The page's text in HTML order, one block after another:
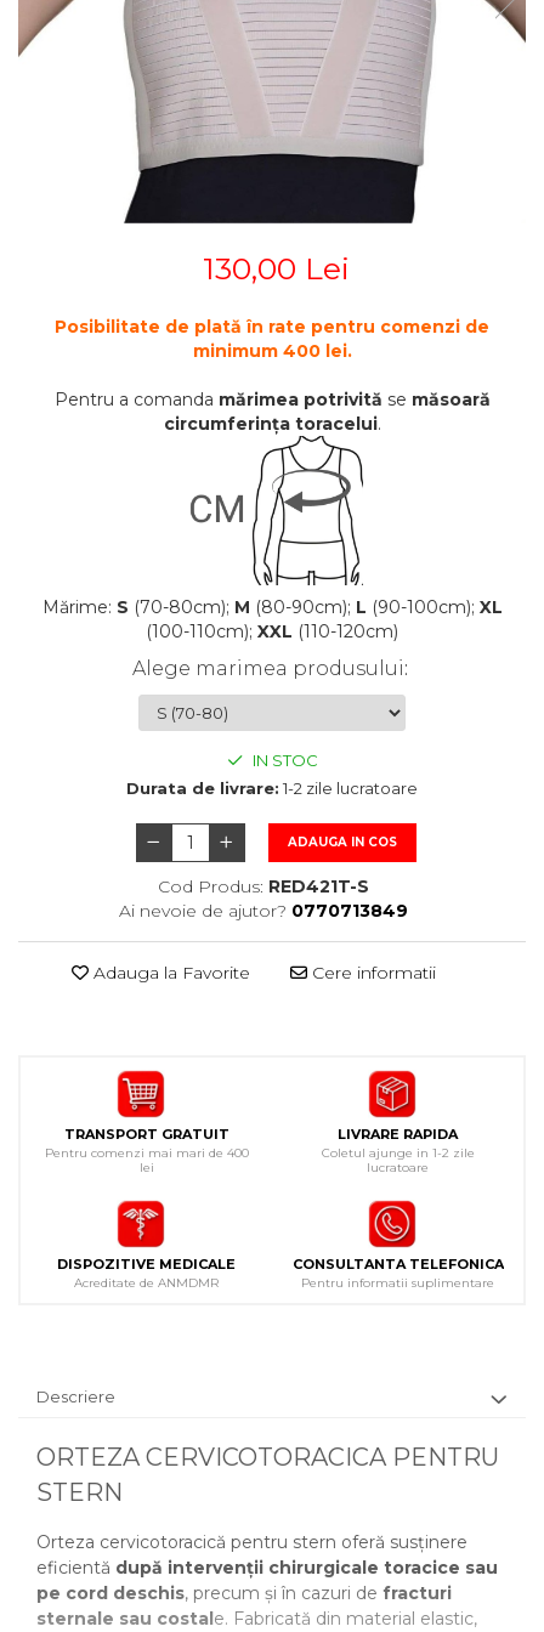
SUPERIOR
ORTEZE PENTRU MEMBRUL
ORTEZE PENTRU COLOANA
VERTEBRALA
ORTEZE FACIALE
PROTEZA EXTERNA DE SAN
SI ACCESORII
SUSTINATORI PLANTARI
PLASTURI
PRODUSE ABENA
SALTELE ANTIESCARE
SCAUNE DE DUS
SCAUNE DE TOALETA
STETOSCOAPE LITTMANN
TENSIOMETRE
TERMOMETRE
130,00 Lei
Posibilitate de plată în rate pentru comenzi de
minimum 400 lei.
Pentru a comanda mărimea potrivită se măsoară
circumferința toracelui.
Mărime: S (70-80cm); M (80-90cm); L (90-100cm); XL
(100-110cm); XXL (110-120cm)
Alege marimea produsului:
IN STOC
Durata de livrare: 1-2 zile lucratoare
ADAUGA IN COS
Cod Produs: RED421T-S
Ai nevoie de ajutor? 0770713849
Adauga la Favorite Cere informatii
TRANSPORT GRATUIT
Pentru comenzi mai mari de 400
lei
LIVRARE RAPIDA
Coletul ajunge in 1-2 zile
lucratoare
DISPOZITIVE MEDICALE
Acreditate de ANMDMR
CONSULTANTA TELEFONICA
Pentru informatii suplimentare
Descriere
ORTEZA CERVICOTORACICA PENTRU
STERN
Orteza cervicotoracică pentru stern oferă susținere
eficientă după intervenții chirurgicale toracice sau
pe cord deschis, precum și în cazuri de fracturi
sternale sau costale. Fabricată din material elastic,